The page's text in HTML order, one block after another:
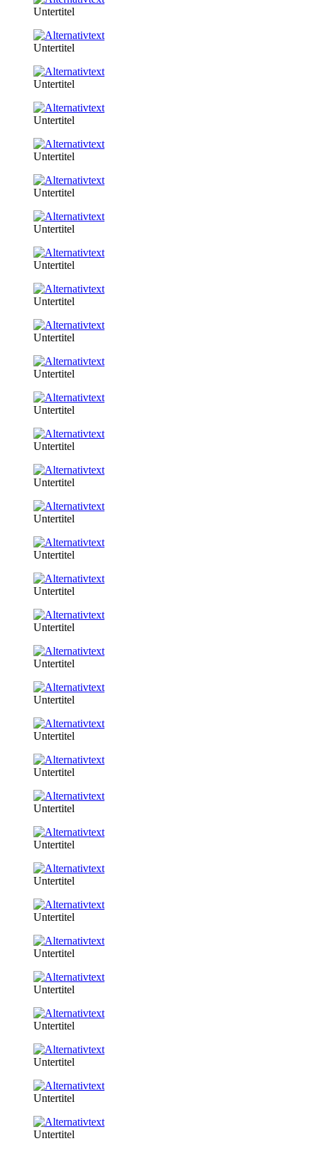
Untertitel
Untertitel
Untertitel
Untertitel
Untertitel
Untertitel
Untertitel
Untertitel
Untertitel
Untertitel
Untertitel
Untertitel
Untertitel
Untertitel
Untertitel
Untertitel
Untertitel
Untertitel
Untertitel
Untertitel
Untertitel
Untertitel
Untertitel
Untertitel
Untertitel
Untertitel
Untertitel
Untertitel
Untertitel
Untertitel
Untertitel
Untertitel